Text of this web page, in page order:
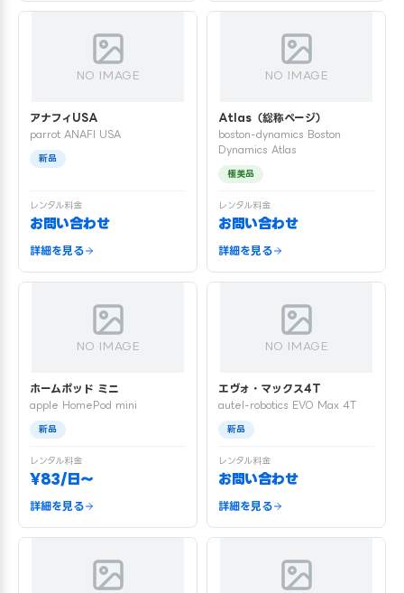
NO IMAGE
アナフィUSA
parrot ANAFI USA
新品
レンタル料金
お問い合わせ
詳細を見る
NO IMAGE
Atlas（総称ページ）
boston-dynamics Boston
Dynamics Atlas
極美品
レンタル料金
お問い合わせ
詳細を見る
NO IMAGE
ホームポッド ミニ
apple HomePod mini
新品
レンタル料金
¥83/日〜
詳細を見る
NO IMAGE
エヴォ・マックス4T
autel-robotics EVO Max 4T
新品
レンタル料金
お問い合わせ
詳細を見る